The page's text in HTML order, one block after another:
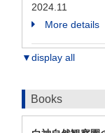
2024.11
More details
▼display all
Books